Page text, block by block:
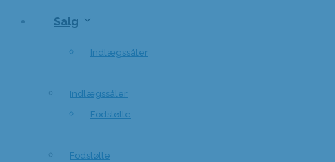
Indlægssåler
Fodstøtte
Salg
Indlægssåler
Fodstøtte